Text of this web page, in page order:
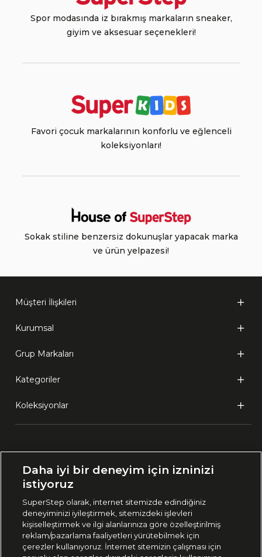
Spor modasında iz bırakmış markaların sneaker,
giyim ve aksesuar seçenekleri!
Favori çocuk markalarının konforlu ve eğlenceli
koleksiyonları!
Sokak stiline benzersiz dokunuşlar yapacak marka
ve ürün yelpazesi!
Müşteri İlişkileri
Kurumsal
Grup Markaları
Kategoriler
Koleksiyonlar
🇹🇷 Türkiye
444 37 36
Daha iyi bir deneyim için izninizi
istiyoruz
SuperStep olarak, internet sitemizde edindiğiniz
deneyiminizi iyileştirmek, sitemizdeki işlevleri
kişiselleştirmek ve ilgi alanlarınıza göre özelleştirilmiş
reklam/pazarlama faaliyetleri yürütebilmek için
çerezler kullanıyoruz. İnternet sitemizin çalışması için